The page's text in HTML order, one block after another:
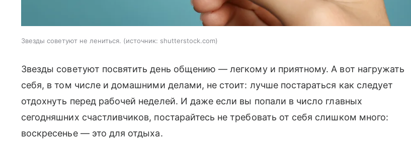
Звезды советуют не лениться. источник: shutterstock.com
Звезды советуют посвятить день общению — легкому и приятному. А вот нагружать
себя, в том числе и домашними делами, не стоит: лучше постараться как следует
отдохнуть перед рабочей неделей. И даже если вы попали в число главных
сегодняшних счастливчиков, постарайтесь не требовать от себя слишком много:
воскресенье — это для отдыха.